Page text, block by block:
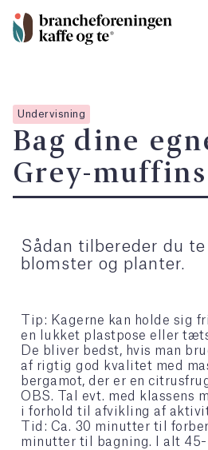
til
indholdet
Undervisning
Bag dine
Grey-muffins
Sådan tilbereder du
blomster og planter.
Tip: Kagerne kan holde sig
en lukket plastpose eller
De bliver bedst, hvis man
af rigtig god kvalitet med
bergamot, der er en
OBS. Tal evt. med klassens
i forhold til afvikling af
Tid: Ca. 30 minutter til
minutter til bagning. I alt